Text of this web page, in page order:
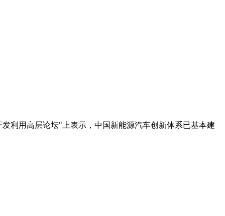
利用高层论坛"上表示，中国新能源汽车创新体系已基本建